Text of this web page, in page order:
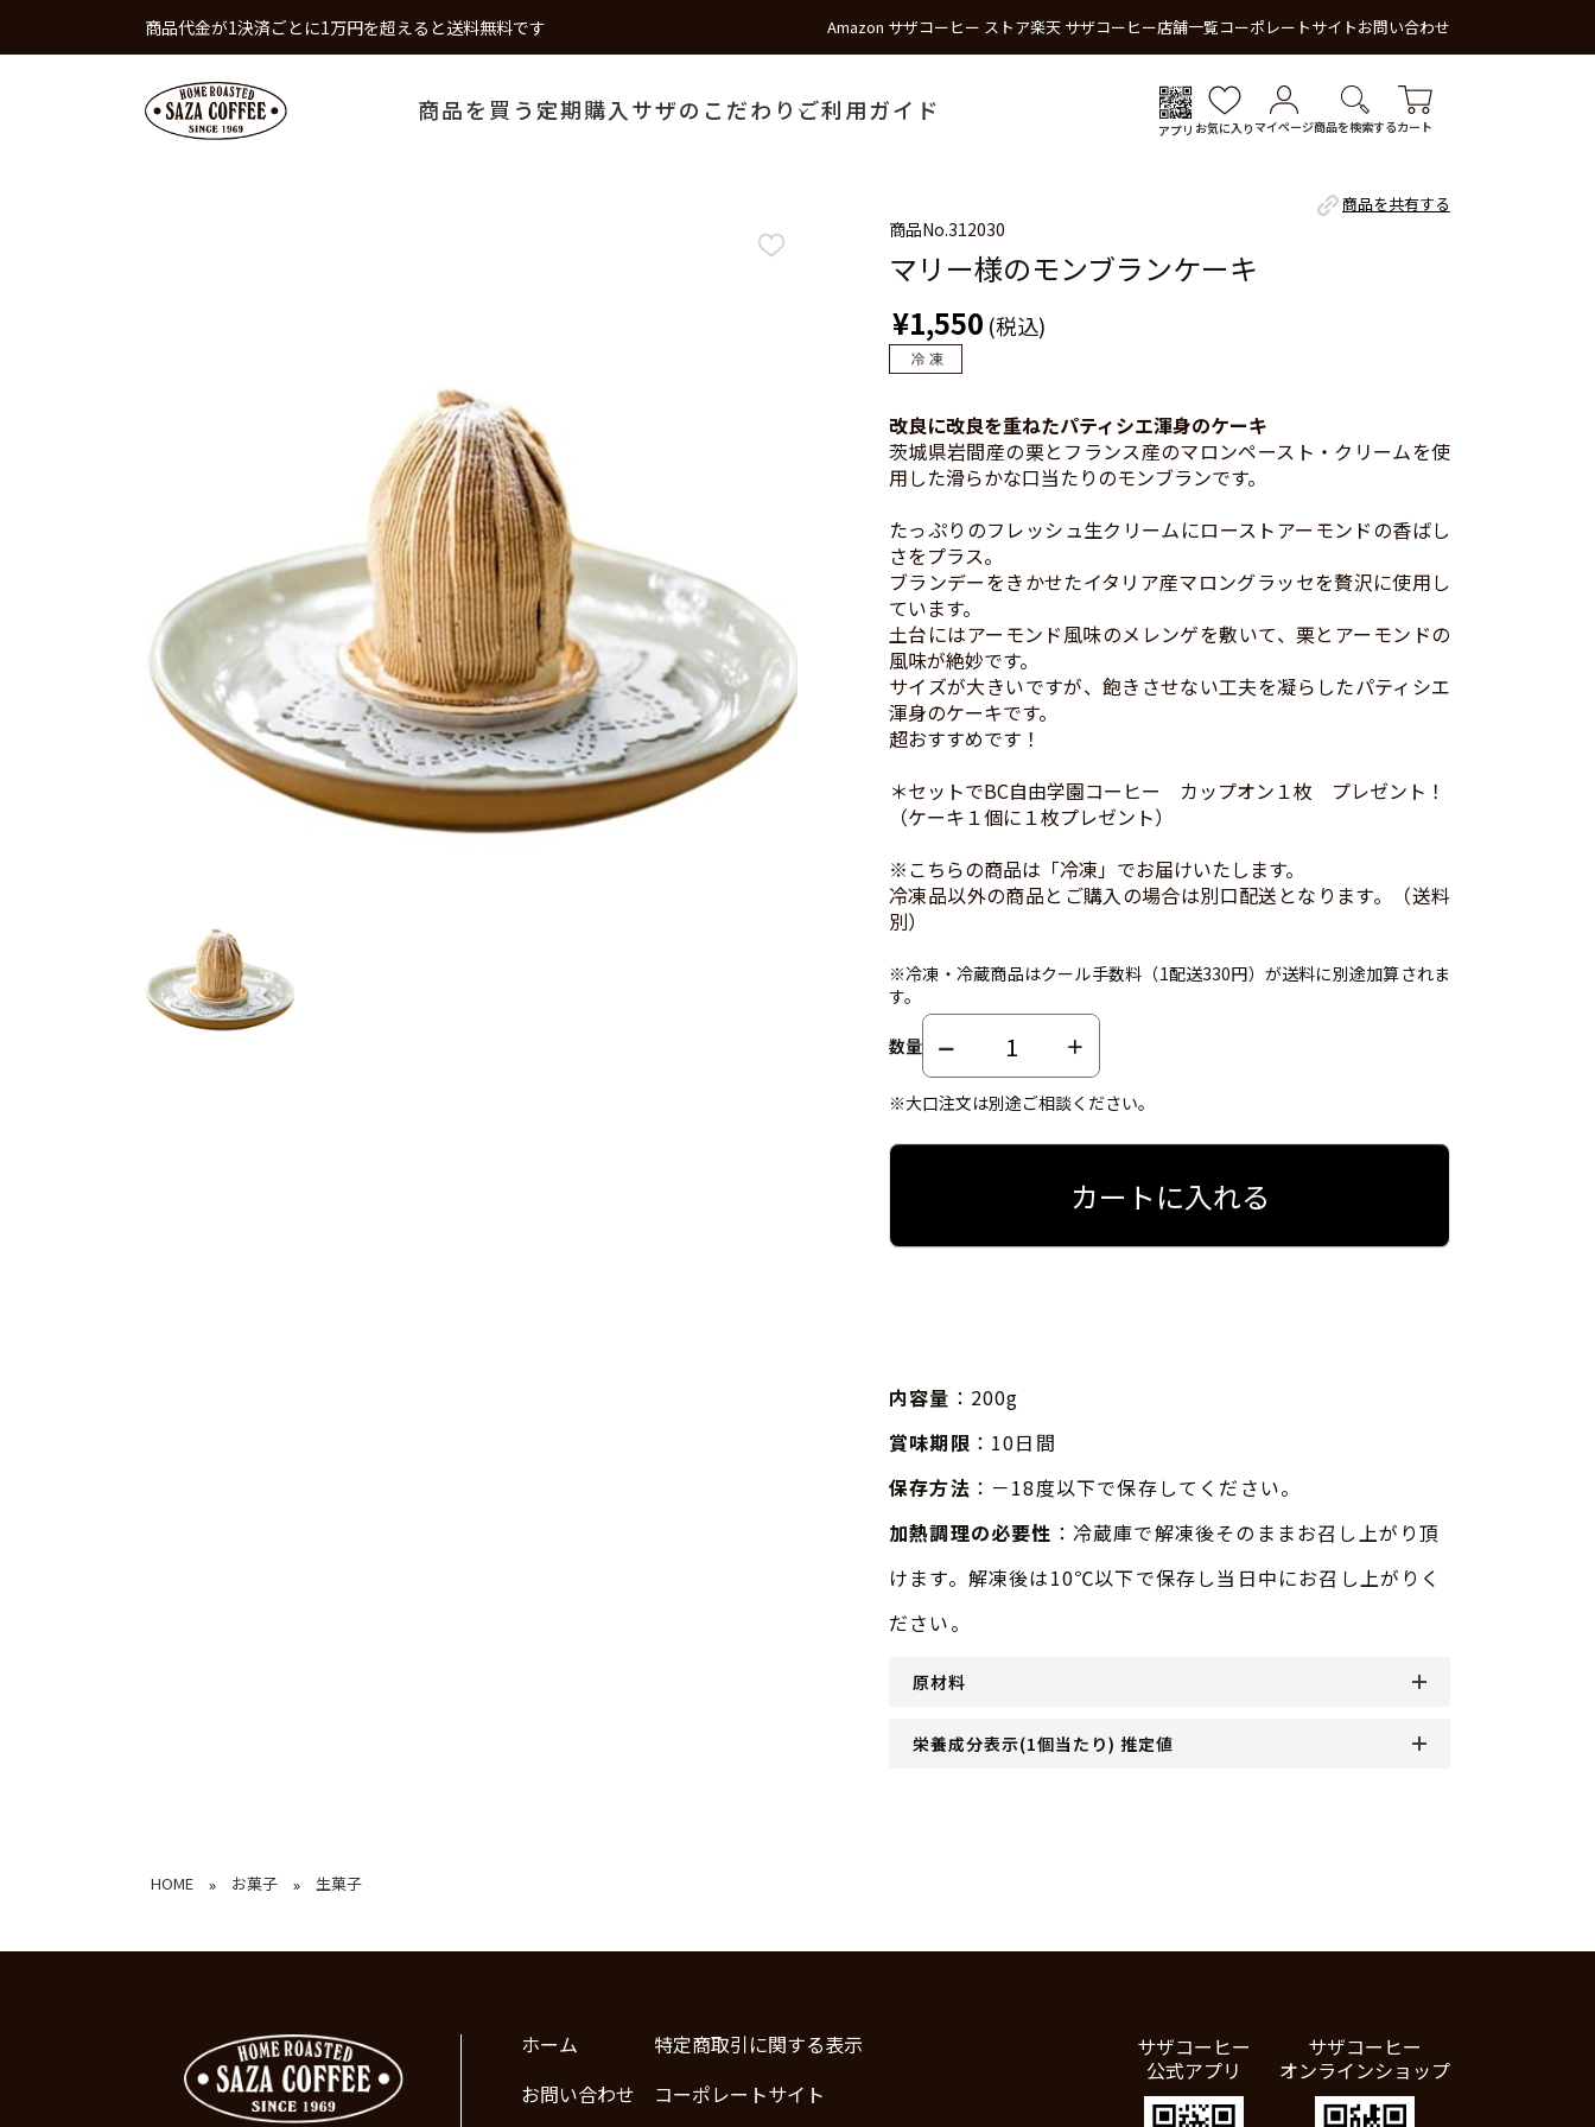
商品代金が1決済ごとに1万円を超えると送料無料です Amazon サザコーヒー ストア楽天 サザコーヒー店舗一覧コーポレートサイトお問い合わせ
商品を買う 定期購入 サザのこだわり ご利用ガイド
アプリ お気に入り マイページ商品を検索するカート
商品を共有する
商品No.312030
マリー様のモンブランケーキ
¥1,550 (税込)
改良に改良を重ねたパティシエ渾身のケーキ
茨城県岩間産の栗とフランス産のマロンペースト・クリームを使
用した滑らかな口当たりのモンブランです。
たっぷりのフレッシュ生クリームにローストアーモンドの香ばし
さをプラス。
ブランデーをきかせたイタリア産マロングラッセを贅沢に使用し
ています。
土台にはアーモンド風味のメレンゲを敷いて、栗とアーモンドの
風味が絶妙です。
サイズが大きいですが、飽きさせない工夫を凝らしたパティシエ
渾身のケーキです。
超おすすめです！
＊セットでBC自由学園コーヒー カップオン１枚 プレゼント！
（ケーキ１個に１枚プレゼント）
※こちらの商品は「冷凍」でお届けいたします。
冷凍品以外の商品とご購入の場合は別口配送となります。（送料
別）
※冷凍・冷蔵商品はクール手数料（1配送330円）が送料に別途加算されま
す。
数量
※大口注文は別途ご相談ください。
カートに入れる
内容量 ：200g
賞味期限 ：10日間
保存方法 ：－18度以下で保存してください。
加熱調理の必要性 ：冷蔵庫で解凍後そのままお召し上がり頂
けます。解凍後は10℃以下で保存し当日中にお召し上がりく
ださい。
原材料
栄養成分表示(1個当たり) 推定値
HOME » お菓子 » 生菓子
ホーム
お問い合わせ
特定商取引に関する表示
コーポレートサイト
サザコーヒー
公式アプリ
サザコーヒー
オンラインショップ